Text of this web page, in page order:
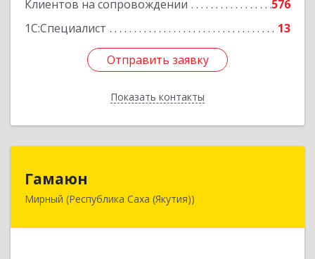
Клиентов на сопровождении
576
1С:Специалист
13
Отправить заявку
Показать контакты
Отправить заявку
Назад
Гамаюн
Мирный (Республика Саха (Якутия))
678170, Саха /Якутия/ Респ, Мирнинский у,